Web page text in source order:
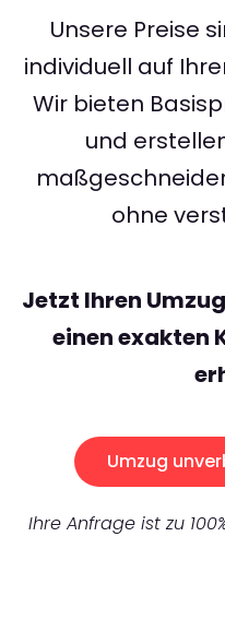
Unsere Preise
individuell auf
Wir bieten
und
ohne
Jetzt Ihren
einen exakten
Umzug
Ihre Anfrage ist zu